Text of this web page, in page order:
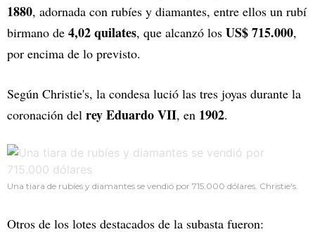
1880, adornada con rubíes y diamantes, entre ellos un rubí
birmano de 4,02 quilates, que alcanzó los US$ 715.000,
por encima de lo previsto.
Según Christie's, la condesa lució las tres joyas durante la
coronación del rey Eduardo VII, en 1902.
Una tiara de rubíes y diamantes se vendió por 715.000 dólares. Christie's.
Otros de los lotes destacados de la subasta fueron: